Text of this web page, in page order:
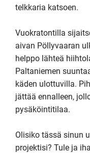
telkkaria katsoen.
Vuokratontilla
aivan Pöllyvaaran
helppo lähteä
Paltaniemen
käden ulottuvilla.
jättää ennalleen,
pysäköintitilaa.
Olisiko tässä sinun
projektisi? Tule ja